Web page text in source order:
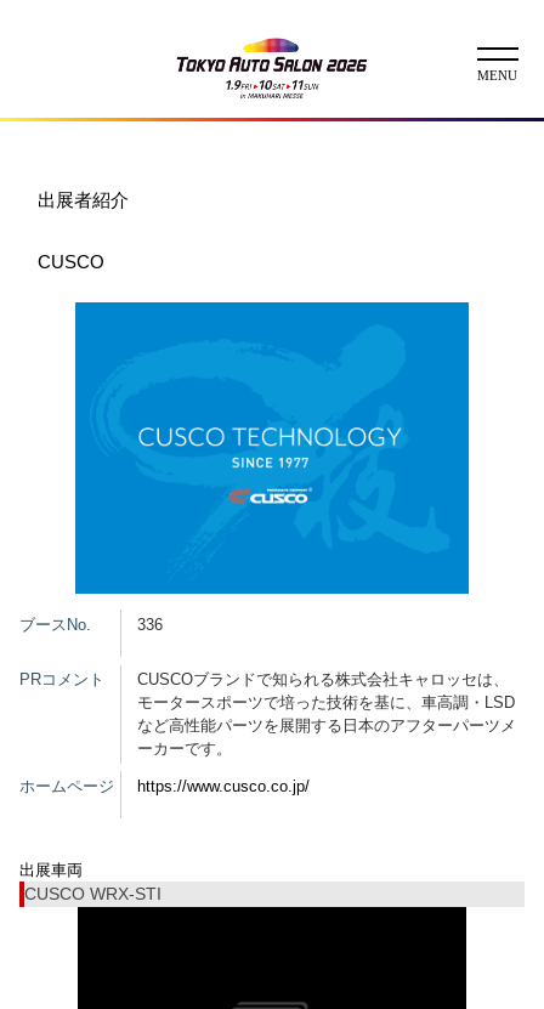
グッズ
会場アクセス メディア・Media
出展者・Exhibitor
出展者紹介
CUSCO
ブースNo. 336
PRコメント
CUSCOブランドで知られる株式会社キャロッセは、
モータースポーツで培った技術を基に、車高調・LSD
など高性能パーツを展開する日本のアフターパーツメ
ーカーです。
ホームページ https://www.cusco.co.jp/
出展車両
CUSCO WRX-STI